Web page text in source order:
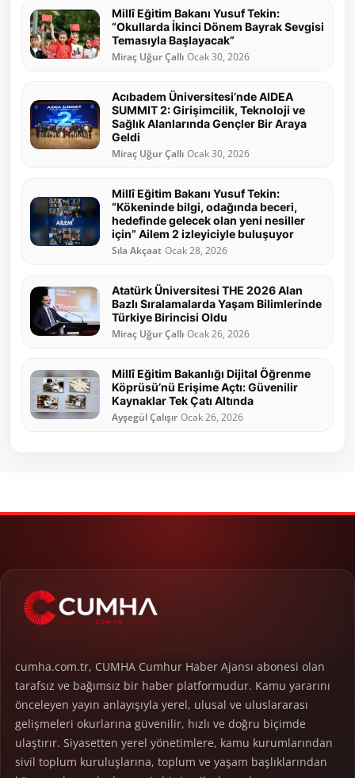
Millî Eğitim Bakanı Yusuf Tekin:
“Okullarda İkinci Dönem Bayrak Sevgisi
Temasıyla Başlayacak”
Miraç Uğur Çallı Ocak 30, 2026
Acıbadem Üniversitesi’nde AIDEA
SUMMIT 2: Girişimcilik, Teknoloji ve
Sağlık Alanlarında Gençler Bir Araya
Geldi
Miraç Uğur Çallı Ocak 30, 2026
Millî Eğitim Bakanı Yusuf Tekin:
“Kökeninde bilgi, odağında beceri,
hedefinde gelecek olan yeni nesiller
için” Ailem 2 izleyiciyle buluşuyor
Sıla Akçaat Ocak 28, 2026
Atatürk Üniversitesi THE 2026 Alan
Bazlı Sıralamalarda Yaşam Bilimlerinde
Türkiye Birincisi Oldu
Miraç Uğur Çallı Ocak 26, 2026
Millî Eğitim Bakanlığı Dijital Öğrenme
Köprüsü’nü Erişime Açtı: Güvenilir
Kaynaklar Tek Çatı Altında
Ayşegül Çalışır Ocak 26, 2026
cumha.com.tr, CUMHA Cumhur Haber Ajansı abonesi olan
tarafsız ve bağımsız bir haber platformudur. Kamu yararını
önceleyen yayın anlayışıyla yerel, ulusal ve uluslararası
gelişmeleri okurlarına güvenilir, hızlı ve doğru biçimde
ulaştırır. Siyasetten yerel yönetimlere, kamu kurumlarından
sivil toplum kuruluşlarına, toplum ve yaşam başlıklarından